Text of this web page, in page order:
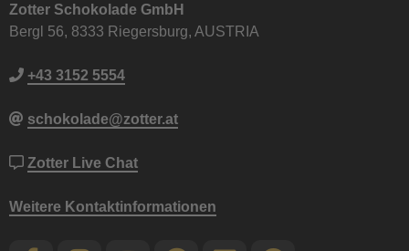
Zotter Schokolade GmbH
Bergl 56, 8333 Riegersburg, AUSTRIA
+43 3152 5554
schokolade@zotter.at
Zotter Live Chat
Weitere Kontaktinformationen